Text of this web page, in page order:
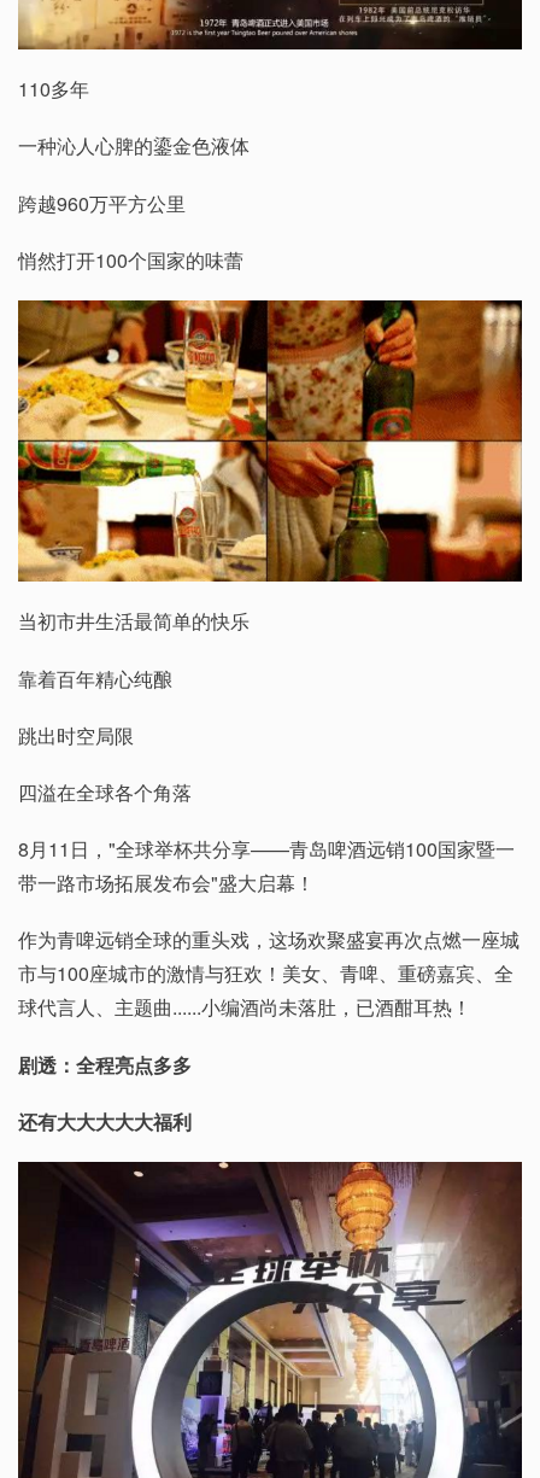
110多年
一种沁人心脾的鎏金色液体
跨越960万平方公里
悄然打开100个国家的味蕾
当初市井生活最简单的快乐
靠着百年精心纯酿
跳出时空局限
四溢在全球各个角落
8月11日，"全球举杯共分享——青岛啤酒远销100国家暨一
带一路市场拓展发布会"盛大启幕！
作为青啤远销全球的重头戏，这场欢聚盛宴再次点燃一座城
市与100座城市的激情与狂欢！美女、青啤、重磅嘉宾、全
球代言人、主题曲......小编酒尚未落肚，已酒酣耳热！
剧透：全程亮点多多
还有大大大大大福利